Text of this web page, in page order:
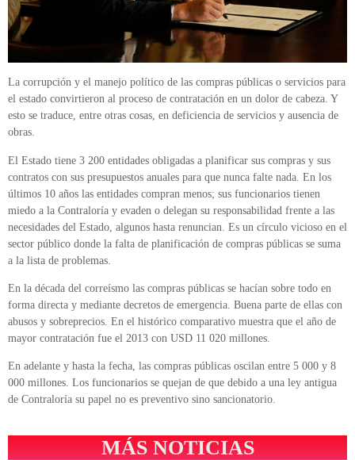
La corrupción y el manejo político de las compras públicas o servicios para
el estado convirtieron al proceso de contratación en un dolor de cabeza. Y
esto se traduce, entre otras cosas, en deficiencia de servicios y ausencia de
obras.
El Estado tiene 3 200 entidades obligadas a planificar sus compras y sus
contratos con sus presupuestos anuales para que nunca falte nada. En los
últimos 10 años las entidades compran menos; sus funcionarios tienen
miedo a la Contraloría y evaden o delegan su responsabilidad frente a las
necesidades del Estado, algunos hasta renuncian. Es un círculo vicioso en el
sector público donde la falta de planificación de compras públicas se suma
a la lista de problemas.
En la década del correísmo las compras públicas se hacían sobre todo en
forma directa y mediante decretos de emergencia. Buena parte de ellas con
abusos y sobreprecios. En el histórico comparativo muestra que el año de
mayor contratación fue el 2013 con USD 11 020 millones.
En adelante y hasta la fecha, las compras públicas oscilan entre 5 000 y 8
000 millones. Los funcionarios se quejan de que debido a una ley antigua
de Contraloría su papel no es preventivo sino sancionatorio.
MÁS NOTICIAS